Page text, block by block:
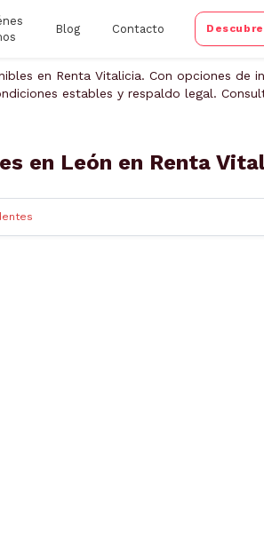
Blog Contacto
en Renta Vitalicia. Con opciones de
estables y respaldo legal.
en León en Renta